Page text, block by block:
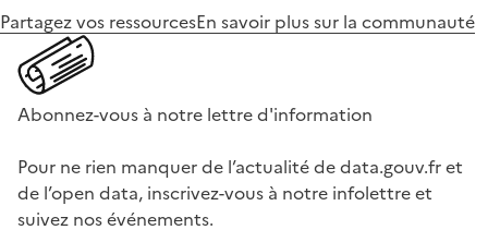
Partagez vos ressourcesEn savoir plus sur la communauté
Abonnez-vous à notre lettre d'information
Pour ne rien manquer de l’actualité de data.gouv.fr et
de l’open data, inscrivez-vous à notre infolettre et
suivez nos événements.